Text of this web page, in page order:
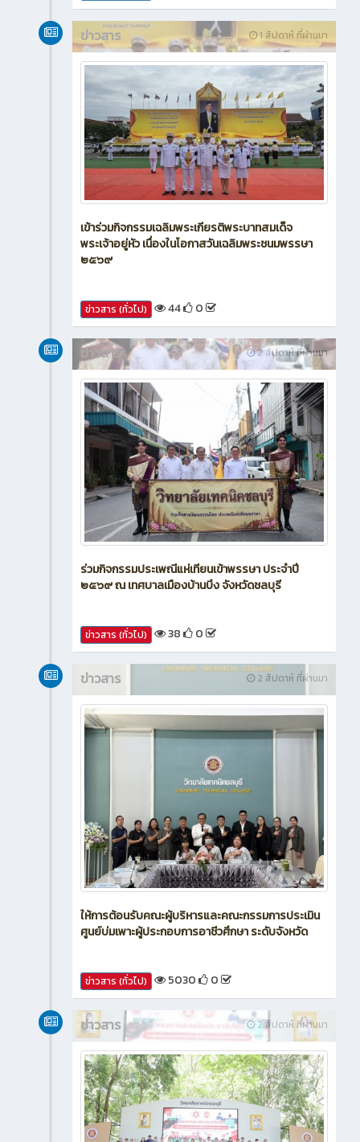
1 สัปดาห์ ที่ผ่านมา
ข่าวสาร
เข้าร่วมกิจกรรมเฉลิมพระเกียรติพระบาทสมเด็จ
พระเจ้าอยู่หัว เนื่องในโอกาสวันเฉลิมพระชนมพรรษา
๒๕๖๙
ข่าวสาร (ทั่วไป) 44 0
2 สัปดาห์ ที่ผ่านมา
ข่าวสาร
ร่วมกิจกรรมประเพณีแห่เทียนเข้าพรรษา ประจำปี
๒๕๖๙ ณ เทศบาลเมืองบ้านบึง จังหวัดชลบุรี
ข่าวสาร (ทั่วไป) 38 0
2 สัปดาห์ ที่ผ่านมา
ข่าวสาร
ให้การต้อนรับคณะผู้บริหารและคณะกรรมการประเมิน
ศูนย์บ่มเพาะผู้ประกอบการอาชีวศึกษา ระดับจังหวัด
ข่าวสาร (ทั่วไป) 5030 0
2 สัปดาห์ ที่ผ่านมา
ข่าวสาร